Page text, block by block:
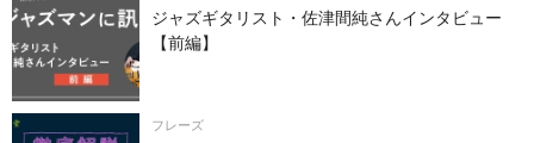
ジャズギタリスト・佐津間純さんインタビュー
【前編】
フレーズ